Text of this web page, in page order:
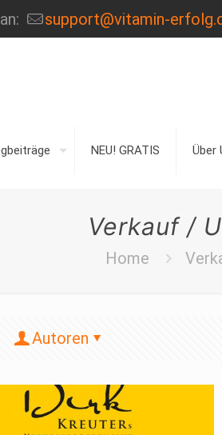
support@vitamin-
NEU! GRATIS Über
Verkauf /
Home
Autoren